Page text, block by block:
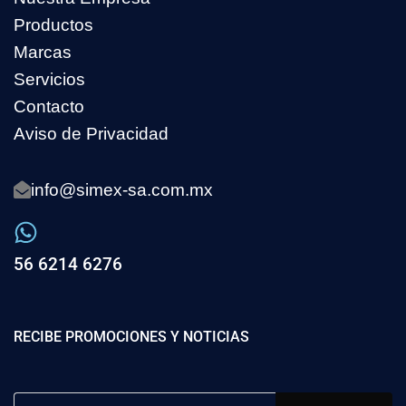
Productos
Marcas
Servicios
Contacto
Aviso de Privacidad
info@simex-sa.com.mx
56 6214 6276
RECIBE PROMOCIONES Y NOTICIAS